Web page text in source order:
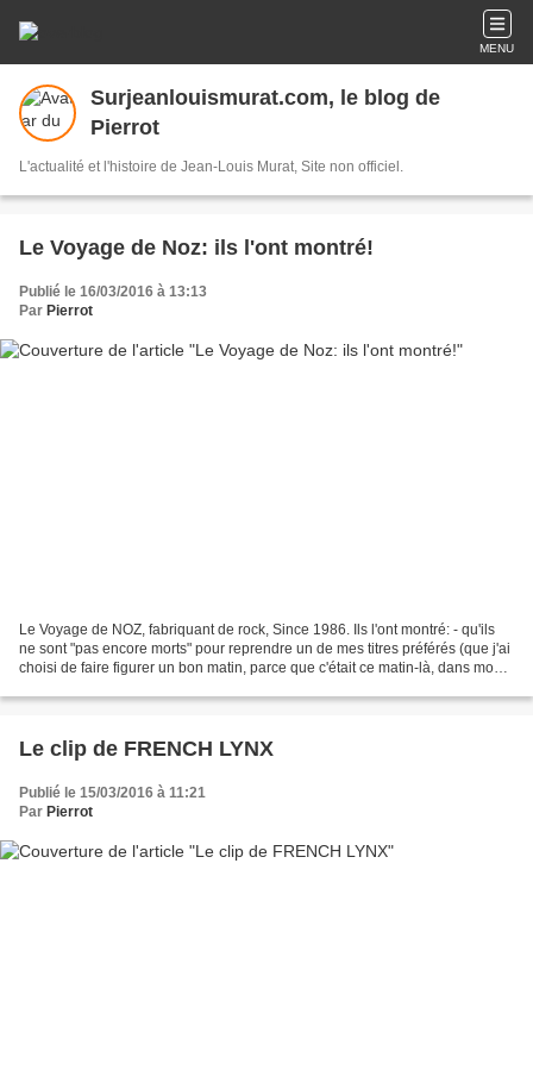
MENU
Surjeanlouismurat.com, le blog de
Pierrot
L'actualité et l'histoire de Jean-Louis Murat, Site non officiel.
Le Voyage de Noz: ils l'ont montré!
Publié le 16/03/2016 à 13:13
Par Pierrot
Le Voyage de NOZ, fabriquant de rock, Since 1986. Ils l'ont montré: - qu'ils
ne sont "pas encore morts" pour reprendre un de mes titres préférés (que j'ai
choisi de faire figurer un bon matin, parce que c'était ce matin-là, dans mon
Le clip de FRENCH LYNX
Publié le 15/03/2016 à 11:21
Par Pierrot